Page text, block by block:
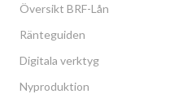
Översikt BRF-Lån
Ränteguiden
Digitala verktyg
Nyproduktion